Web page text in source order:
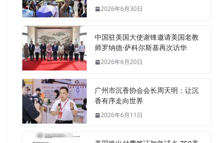
2026年6月30日
中国驻美国大使谢锋邀请美国老教
师罗纳德·萨科尔斯基再次访华
2026年6月20日
广州市沉香协会会长周天明：让沉
香有序走向世界
2026年6月11日